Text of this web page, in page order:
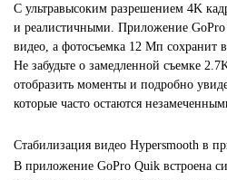
С ультравысоким разрешением 4K
и реалистичными. Приложение
видео, а фотосъемка 12 Мп сохранит
Не забудьте о замедленной съемке
отобразить моменты и подробно
которые часто остаются
Стабилизация видео Hypersmooth в
В приложение GoPro Quik встроена